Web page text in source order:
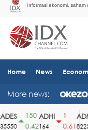
Informasi ekonomi, saham
Home News
More news:
150
0.42
ADHI
164
0.618225